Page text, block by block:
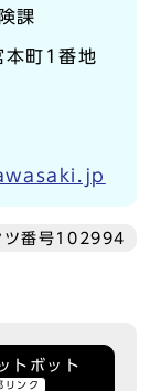
課
町1番地
ツ番号102994
トボット
リンク